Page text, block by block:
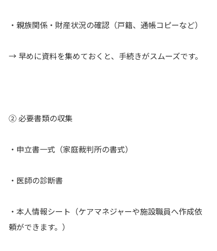
・親族関係・財産状況の確認（戸籍、通帳コピーなど）
→ 早めに資料を集めておくと、手続きがスムーズです。
② 必要書類の収集
・申立書一式（家庭裁判所の書式）
・医師の診断書
・本人情報シート（ケアマネジャーや施設職員へ作成依
頼ができます。）